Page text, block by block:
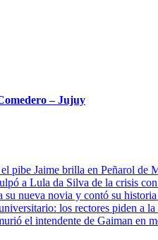
pibe Jaime brilla en Peñarol de
a Lula da Silva de la crisis
su nueva novia y contó su
los rectores piden a
el intendente de Gaiman en